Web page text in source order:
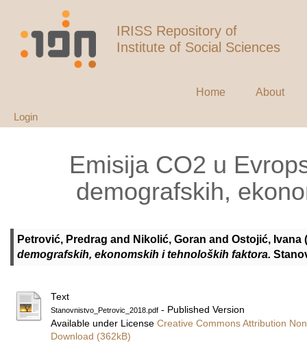
IRISS Repository of
Institute of Social Sciences
Home About
Login
Emisija CO2 u
demografskih,
Petrović, Predrag and Nikolić, Goran and Ostojić, Ivana
demografskih, ekonomskih i tehnoloških faktora.
Text
Stanovnistvo_Petrovic_2018.pdf - Published Version
Available under License Creative Commons Attribution
Download (362kB)